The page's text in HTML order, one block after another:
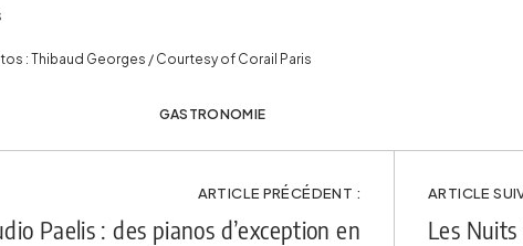
: Thibaud Georges / Courtesy of Corail Paris
GASTRONOMIE
ARTICLE PRÉCÉDENT :
Paelis : des pianos d’exception en
ARTICLE
Les